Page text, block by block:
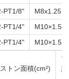
PT1/8"
PT1/4"
PT1/4"
トン面積(cm²)